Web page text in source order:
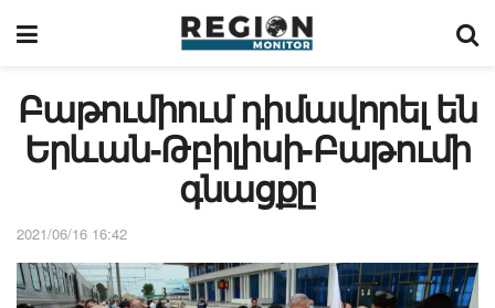
Բաթումիում դիմավորել են
Երևան-Թբիլիսի-Բաթումի
գնացքը
2021/06/16 16:42